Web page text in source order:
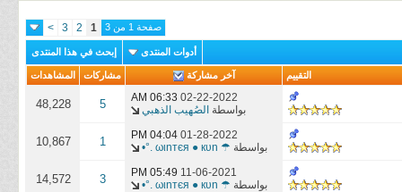
صفحة 1 من 3 1
2
3
>
أدوات المنتدى إبحث في هذا المنتدى
التقييم آخر مشاركة مشاركات المشاهدات
02-22-2022
06:33 AM
بواسطة الصُهيب الذهبي 5
48,228
01-28-2022
04:04 PM
بواسطة ☂ ωιnтєя ● кυn .°•
1
10,867
11-06-2021
05:49 PM
بواسطة ☂ ωιnтєя ● кυn .°•
3
14,572